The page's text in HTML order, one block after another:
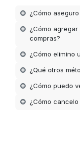
¿Cómo
¿Cómo
compras?
¿Cómo elimino
¿Qué otros
¿Cómo puedo
¿Cómo cancelo